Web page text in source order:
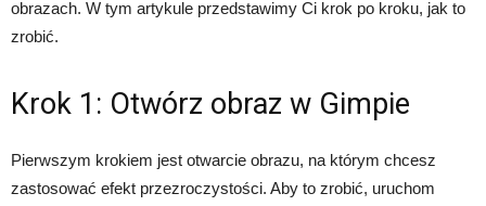
obrazach. W tym artykule przedstawimy Ci krok po kroku, jak to
zrobić.
Krok 1: Otwórz obraz w Gimpie
Pierwszym krokiem jest otwarcie obrazu, na którym chcesz
zastosować efekt przezroczystości. Aby to zrobić, uruchom